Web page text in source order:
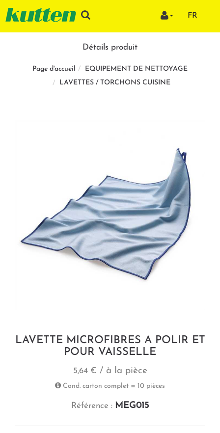
FR
Détails produit
Page d'accueil
EQUIPEMENT DE NETTOYAGE
LAVETTES / TORCHONS CUISINE
LAVETTE MICROFIBRES A POLIR ET
POUR VAISSELLE
5,64 € / à la pièce
Cond. carton complet = 10 pièces
Référence : MEG015